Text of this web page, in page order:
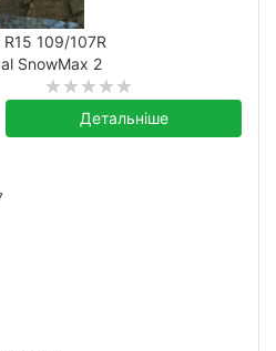
109/107R
SnowMax 2
Детальніше